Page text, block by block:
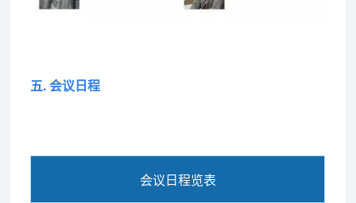
五. 会议日程
会议日程览表